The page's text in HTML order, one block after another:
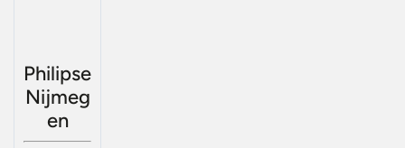
Philipse
Nijmeg
en